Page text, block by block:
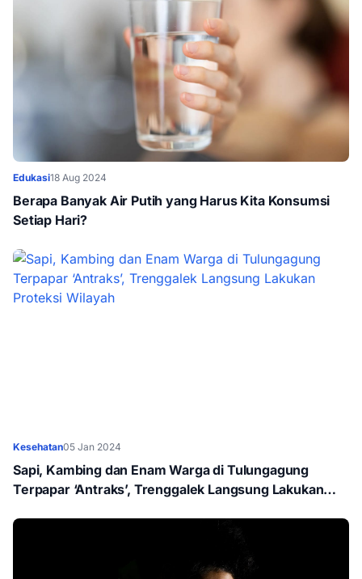
Edukasi18 Aug 2024
Berapa Banyak Air Putih yang Harus Kita Konsumsi
Setiap Hari?
Kesehatan05 Jan 2024
Sapi, Kambing dan Enam Warga di Tulungagung
Terpapar ‘Antraks’, Trenggalek Langsung Lakukan